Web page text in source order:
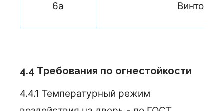
6а
4.4 Требования по огнестойкости
4.4.1 Температурный режим